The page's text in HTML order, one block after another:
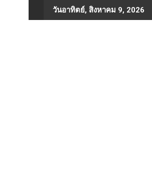
to
วันอาทิตย์, สิงหาคม 9, 2026